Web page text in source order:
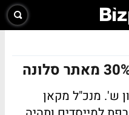
אתר של 10 מיליון ש'. מנכ"ל מקאן